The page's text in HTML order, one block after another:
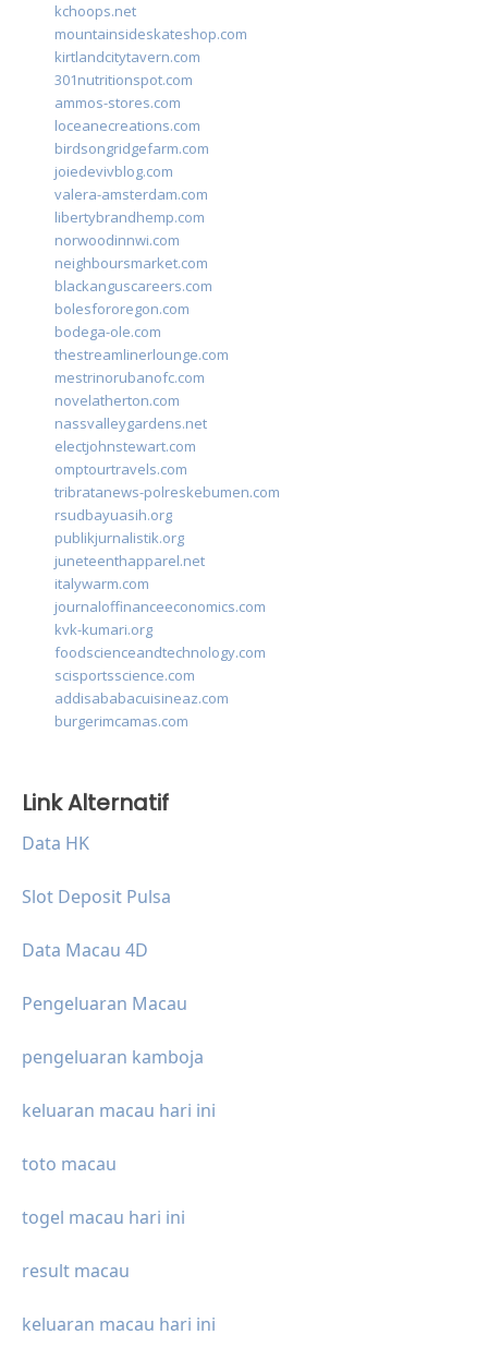
kchoops.net
mountainsideskateshop.com
kirtlandcitytavern.com
301nutritionspot.com
ammos-stores.com
loceanecreations.com
birdsongridgefarm.com
joiedevivblog.com
valera-amsterdam.com
libertybrandhemp.com
norwoodinnwi.com
neighboursmarket.com
blackanguscareers.com
bolesfororegon.com
bodega-ole.com
thestreamlinerlounge.com
mestrinorubanofc.com
novelatherton.com
nassvalleygardens.net
electjohnstewart.com
omptourtravels.com
tribratanews-polreskebumen.com
rsudbayuasih.org
publikjurnalistik.org
juneteenthapparel.net
italywarm.com
journaloffinanceeconomics.com
kvk-kumari.org
foodscienceandtechnology.com
scisportsscience.com
addisababacuisineaz.com
burgerimcamas.com
Link Alternatif
Data HK
Slot Deposit Pulsa
Data Macau 4D
Pengeluaran Macau
pengeluaran kamboja
keluaran macau hari ini
toto macau
togel macau hari ini
result macau
keluaran macau hari ini